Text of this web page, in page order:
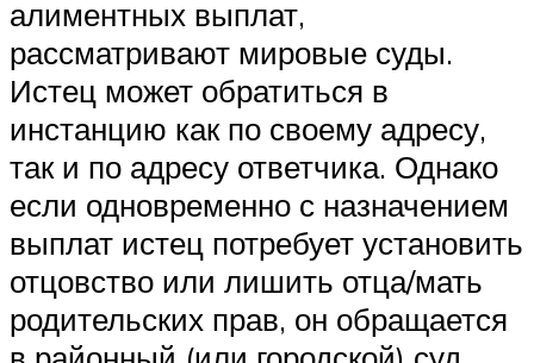
алиментных выплат,
рассматривают мировые суды.
Истец может обратиться в
инстанцию как по своему адресу,
так и по адресу ответчика. Однако
если одновременно с назначением
выплат истец потребует установить
отцовство или лишить отца/мать
родительских прав, он обращается